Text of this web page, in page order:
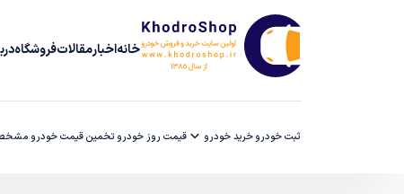
خانهاخبارمقالاتفروشگاه
ثبت خودروخرید خودرو قیمت روز خودرو تخمین قیمت خودرو